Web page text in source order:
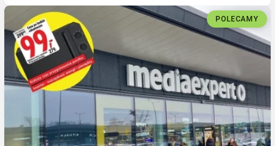
POLECAMY